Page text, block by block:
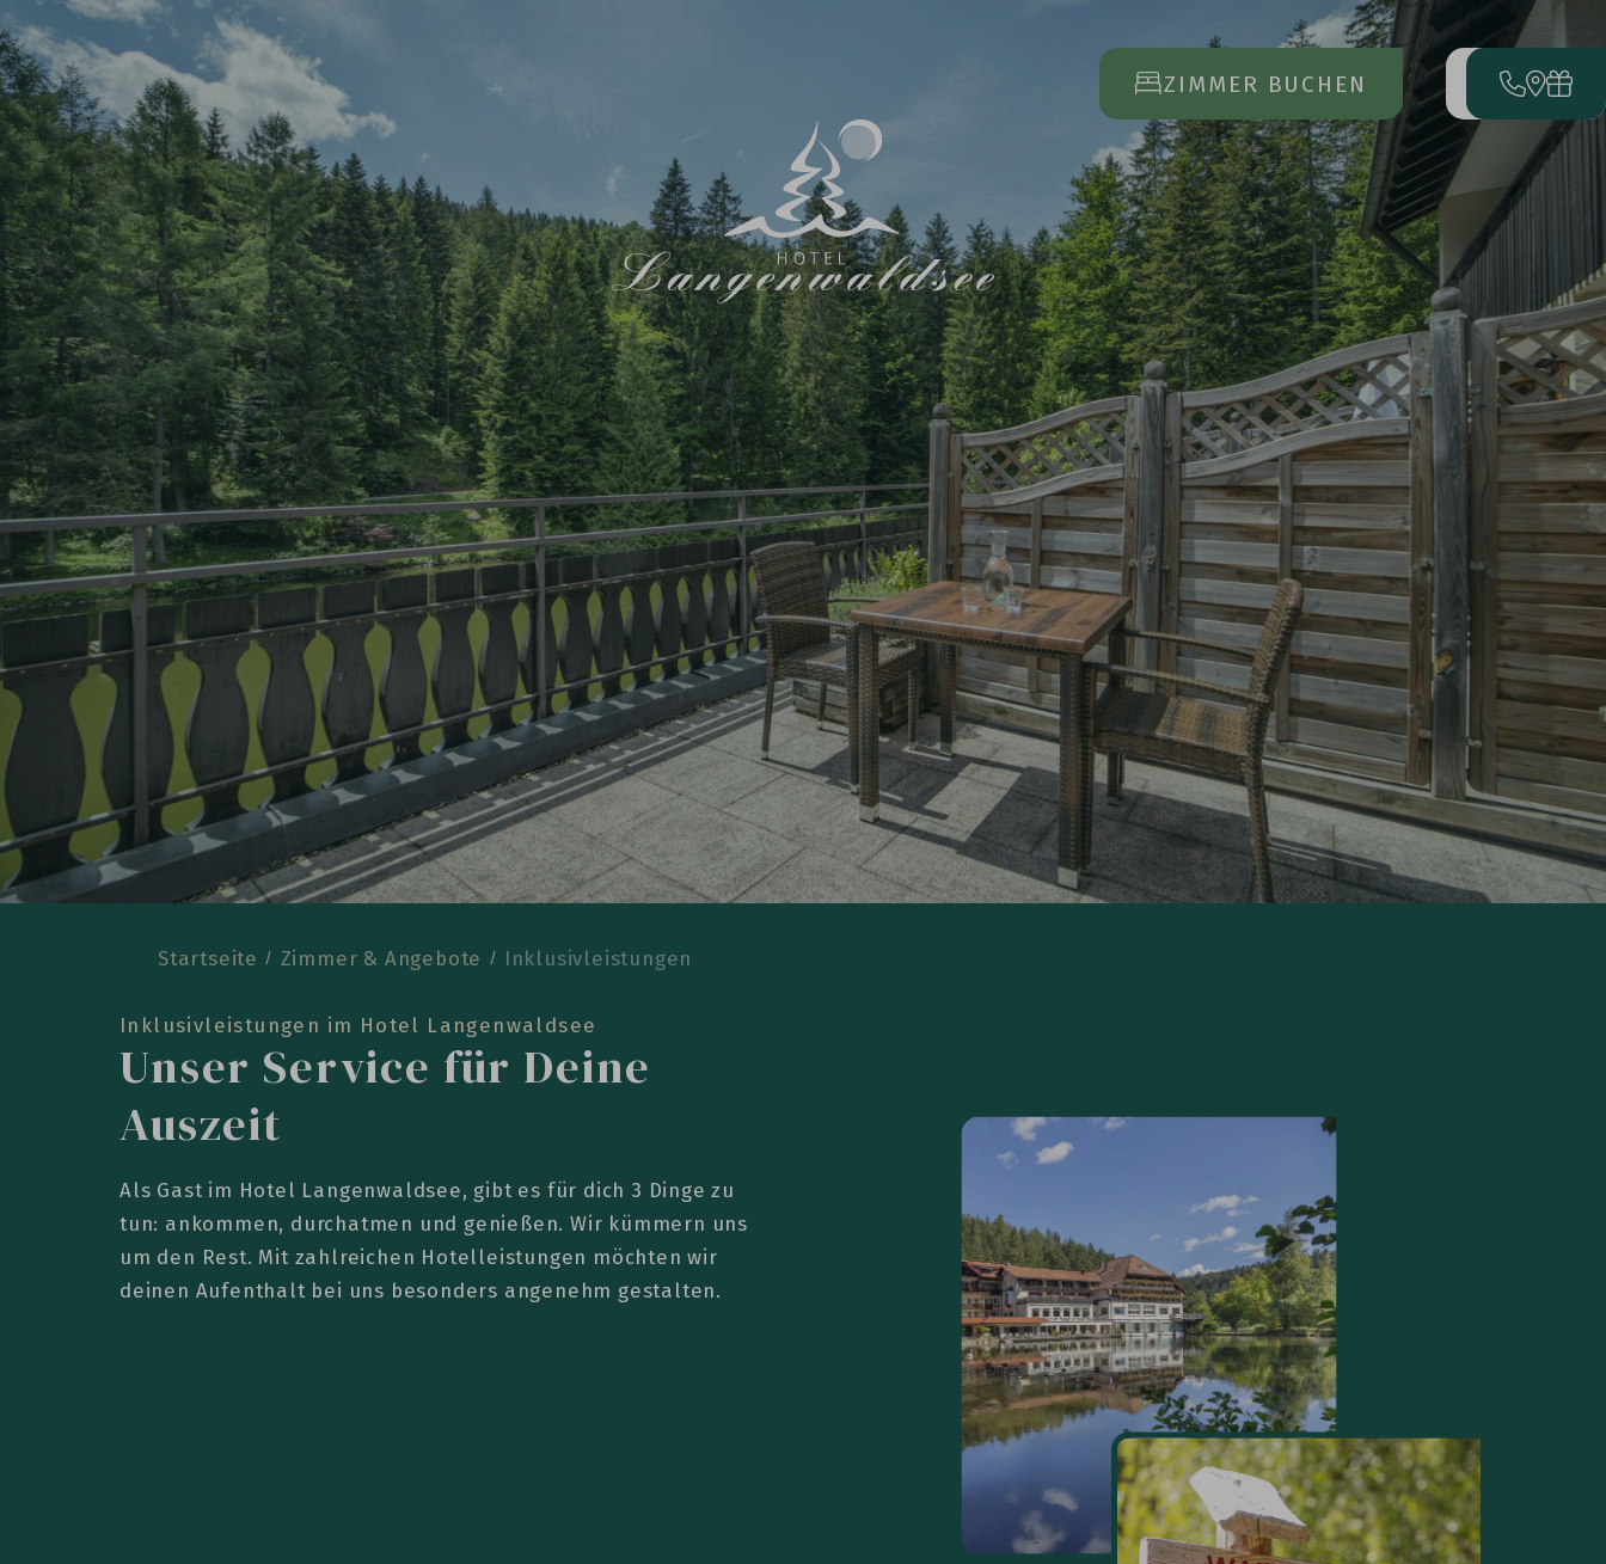
ÖFFNET
DAS
HAUPTMENÜ
MENÜ
ZIMMER BUCHEN
ANREISE
17
AUG
ABREISE
23
AUG
URLAUBBUCHEN
ANFRAGEN
Startseite Zimmer & Angebote Inklusivleistungen
Inklusivleistungen im Hotel Langenwaldsee
Unser Service für Deine
Auszeit
Als Gast im Hotel Langenwaldsee, gibt es für dich 3 Dinge zu
tun: ankommen, durchatmen und genießen. Wir kümmern uns
um den Rest. Mit zahlreichen Hotelleistungen möchten wir
deinen Aufenthalt bei uns besonders angenehm gestalten.